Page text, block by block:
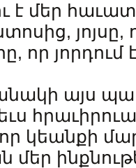
է մեր
յոյսը,
որ
այս
կեանքի
մեր